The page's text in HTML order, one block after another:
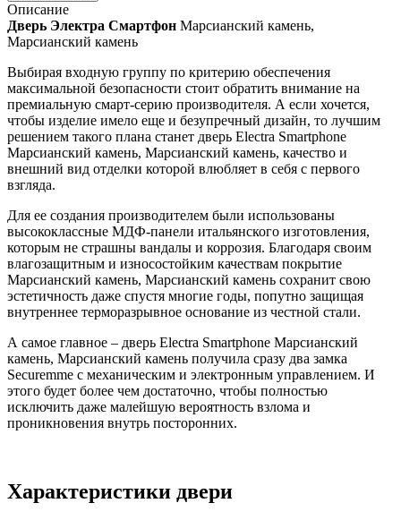
Описание
Дверь Электра Смартфон Марсианский камень,
Марсианский камень
Выбирая входную группу по критерию обеспечения
максимальной безопасности стоит обратить внимание на
премиальную смарт-серию производителя. А если хочется,
чтобы изделие имело еще и безупречный дизайн, то лучшим
решением такого плана станет дверь Electra Smartphone
Марсианский камень, Марсианский камень, качество и
внешний вид отделки которой влюбляет в себя с первого
взгляда.
Для ее создания производителем были использованы
высококлассные МДФ-панели итальянского изготовления,
которым не страшны вандалы и коррозия. Благодаря своим
влагозащитным и износостойким качествам покрытие
Марсианский камень, Марсианский камень сохранит свою
эстетичность даже спустя многие годы, попутно защищая
внутреннее терморазрывное основание из честной стали.
А самое главное – дверь Electra Smartphone Марсианский
камень, Марсианский камень получила сразу два замка
Securemme с механическим и электронным управлением. И
этого будет более чем достаточно, чтобы полностью
исключить даже малейшую вероятность взлома и
проникновения внутрь посторонних.
Характеристики двери